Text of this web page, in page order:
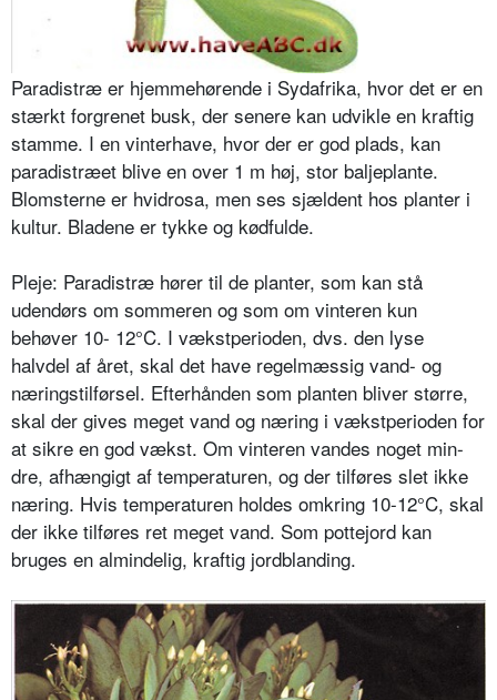
Paradistræ er hjemmehørende i Sydaf­rika, hvor det er en
stærkt forgrenet busk, der senere kan udvikle en kraftig
stamme. I en vinterhave, hvor der er god plads, kan
paradistræet blive en over 1 m høj, stor baljeplante.
Blom­sterne er hvidrosa, men ses sjældent hos planter i
kultur. Bladene er tykke og kødfulde.
Pleje: Paradistræ hører til de planter, som kan stå
udendørs om sommeren og som om vinteren kun
behøver 10- 12°C. I vækstperioden, dvs. den lyse
halvdel af året, skal det have regel­mæssig vand- og
næringstilførsel. Ef­terhånden som planten bliver større,
skal der gives meget vand og næring i vækstperioden for
at sikre en god vækst. Om vinteren vandes noget min­
dre, afhængigt af temperaturen, og der tilføres slet ikke
næring. Hvis tempera­turen holdes omkring 10-12°C, skal
der ikke tilføres ret meget vand. Som pottejord kan
bruges en almindelig, kraftig jordblanding.